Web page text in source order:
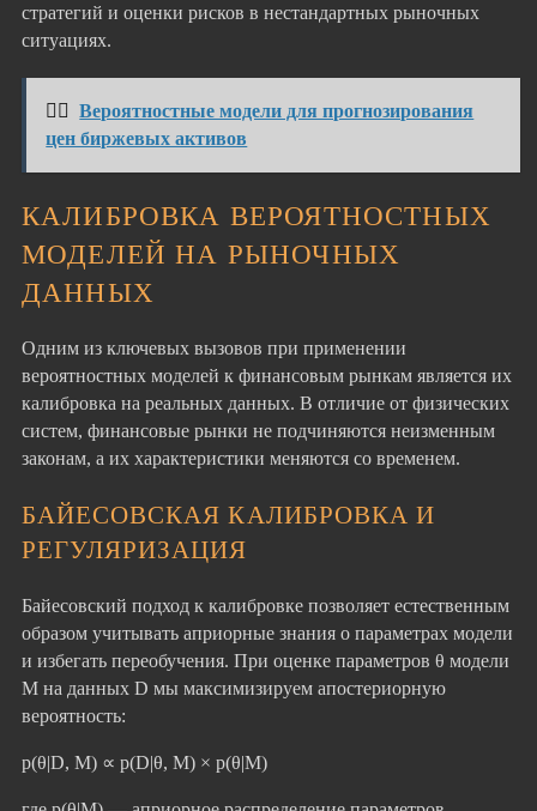
стратегий и оценки рисков в нестандартных рыночных
ситуациях.
👉🏻
Вероятностные модели для прогнозирования
цен биржевых активов
КАЛИБРОВКА ВЕРОЯТНОСТНЫХ
МОДЕЛЕЙ НА РЫНОЧНЫХ
ДАННЫХ
Одним из ключевых вызовов при применении
вероятностных моделей к финансовым рынкам является их
калибровка на реальных данных. В отличие от физических
систем, финансовые рынки не подчиняются неизменным
законам, а их характеристики меняются со временем.
БАЙЕСОВСКАЯ КАЛИБРОВКА И
РЕГУЛЯРИЗАЦИЯ
Байесовский подход к калибровке позволяет естественным
образом учитывать априорные знания о параметрах модели
и избегать переобучения. При оценке параметров θ модели
M на данных D мы максимизируем апостериорную
вероятность:
p(θ|D, M) ∝ p(D|θ, M) × p(θ|M)